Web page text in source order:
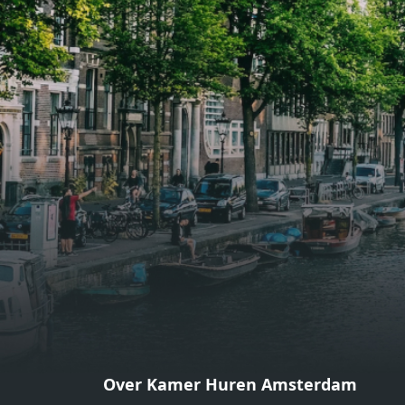
gezellige zithoek én een stijlvolle
eethoek. De keuken is van alle
gemakken voorzien, perfect voor het
bereiden van heerlijke maaltijden.
Vanuit de woonkamer stap je zo het
balkon op, waar je kunt genieten
van een prachtig uitzicht en een
moment van rust. De woning
beschikt over twee comfortabele
slaapkamers van respectievelijk 12,1
m² en 8 m². Beide kamers bieden tal
van mogelijkheden, zoals een fijne
werkplek, een logeerkamer of een
persoonlijke slaapkamer. De
gemak en privacy. Gelegen in een
van
m²
van
Over Kamer Huren Amsterdam